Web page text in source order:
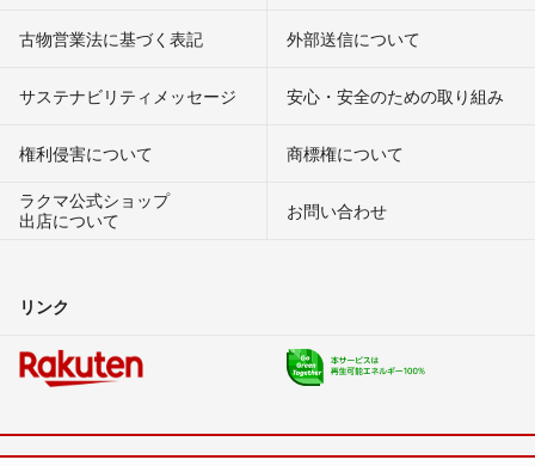
古物営業法に基づく表記 外部送信について
サステナビリティメッセージ 安心・安全のための取り組み
権利侵害について
商標権について
ラクマ公式ショップ
出店について
お問い合わせ
リンク